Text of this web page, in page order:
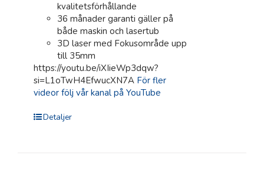
kvalitetsförhållande
36 månader garanti gäller på
både maskin och lasertub
3D laser med Fokusområde upp
till 35mm
https://youtu.be/iXIieWp3dqw?
si=L1oTwH4EfwucXN7A För fler
videor följ vår kanal på YouTube
Detaljer